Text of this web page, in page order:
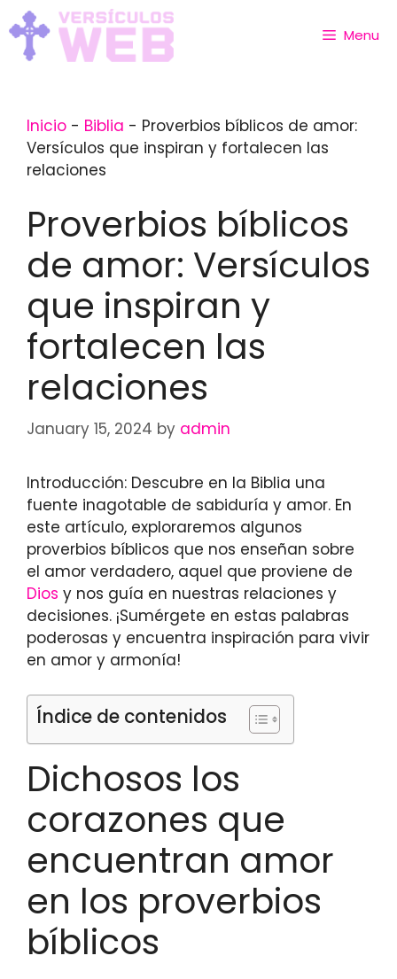
Skip
to
content
Menu
Inicio - Biblia - Proverbios bíblicos de amor:
Versículos que inspiran y fortalecen las
relaciones
Proverbios bíblicos
de amor: Versículos
que inspiran y
fortalecen las
relaciones
January 15, 2024 by admin
Introducción: Descubre en la Biblia una
fuente inagotable de sabiduría y amor. En
este artículo, exploraremos algunos
proverbios bíblicos que nos enseñan sobre
el amor verdadero, aquel que proviene de
Dios y nos guía en nuestras relaciones y
decisiones. ¡Sumérgete en estas palabras
poderosas y encuentra inspiración para vivir
en amor y armonía!
Índice de contenidos
Dichosos los
corazones que
encuentran amor
en los proverbios
bíblicos